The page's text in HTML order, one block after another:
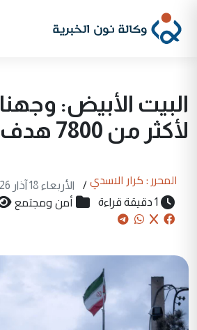
البيت الأبيض:
لأكثر من 7800 هدف في إيران
المحرر : كرار الاسدي /
الأربعاء 18 آذار 2026
1 دقيقة قراءة
أمن ومجتمع